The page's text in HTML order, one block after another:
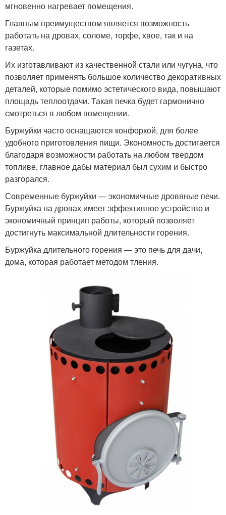
мгновенно нагревает помещения.
Главным преимуществом является возможность
работать на дровах, соломе, торфе, хвое, так и на
газетах.
Их изготавливают из качественной стали или чугуна, что
позволяет применять большое количество декоративных
деталей, которые помимо эстетического вида, повышают
площадь теплоотдачи. Такая печка будет гармонично
смотреться в любом помещении.
Буржуйки часто оснащаются конфоркой, для более
удобного приготовления пищи. Экономность достигается
благодаря возможности работать на любом твердом
топливе, главное дабы материал был сухим и быстро
разгорался.
Современные буржуйки — экономичные дровяные печи.
Буржуйка на дровах имеет эффективное устройство и
экономичный принцип работы, который позволяет
достигнуть максимальной длительности горения.
Буржуйка длительного горения — это печь для дачи,
дома, которая работает методом тления.